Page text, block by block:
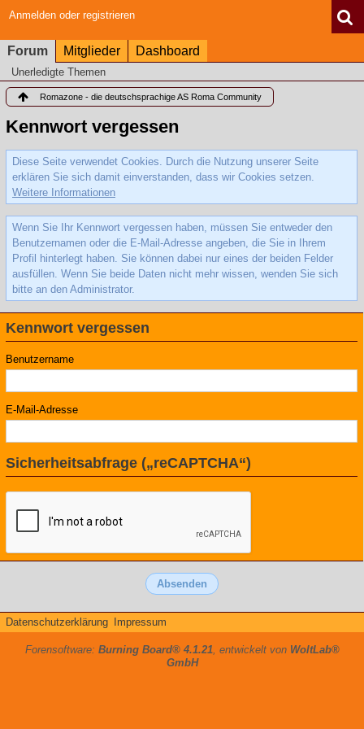
Anmelden oder registrieren
Forum Mitglieder Dashboard
Unerledigte Themen
Romazone - die deutschsprachige AS Roma Community
Kennwort vergessen
Diese Seite verwendet Cookies. Durch die Nutzung unserer Seite
erklären Sie sich damit einverstanden, dass wir Cookies setzen.
Weitere Informationen
Wenn Sie Ihr Kennwort vergessen haben, müssen Sie entweder den
Benutzernamen oder die E-Mail-Adresse angeben, die Sie in Ihrem
Profil hinterlegt haben. Sie können dabei nur eines der beiden Felder
ausfüllen. Wenn Sie beide Daten nicht mehr wissen, wenden Sie sich
bitte an den Administrator.
Kennwort vergessen
Benutzername
E-Mail-Adresse
Sicherheitsabfrage („reCAPTCHA“)
Datenschutzerklärung Impressum
Forensoftware: Burning Board® 4.1.21, entwickelt von WoltLab®
GmbH